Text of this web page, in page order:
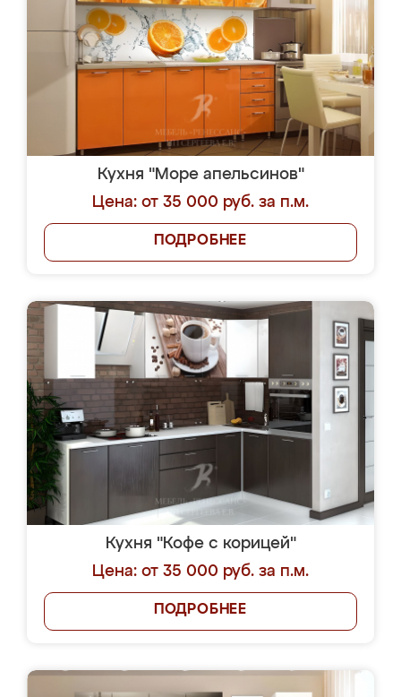
Кухня "Море апельсинов"
Цена: от 35 000 руб. за п.м.
ПОДРОБНЕЕ
Кухня "Кофе с корицей"
Цена: от 35 000 руб. за п.м.
ПОДРОБНЕЕ